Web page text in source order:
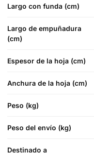
Largo con funda (cm)
Largo de empuñadura
(cm)
Espesor de la hoja (cm)
Anchura de la hoja (cm)
Peso (kg)
Peso del envío (kg)
Destinado a